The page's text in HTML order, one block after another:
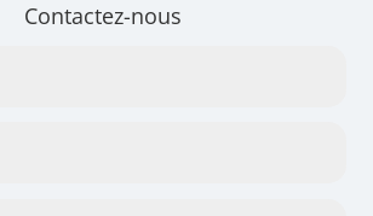
Contactez-nous